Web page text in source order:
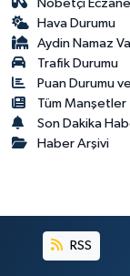
Nöbetçi
Hava Durumu
Aydin Namaz
Trafik Durumu
Puan Durumu
Tüm Manşetler
Son Dakika
Haber Arşivi
RSS